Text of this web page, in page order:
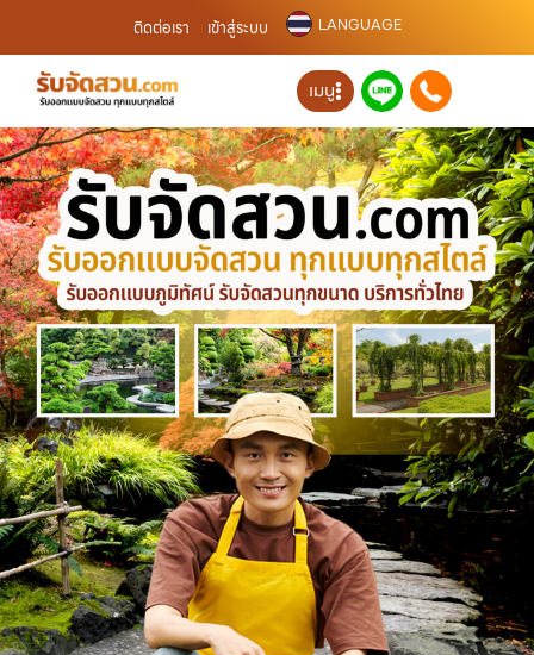
ติดต่อเรา เข้าสู่ระบบ LANGUAGE
เมนู